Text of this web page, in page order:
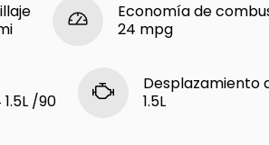
Economía de
24 mpg
/90
Desplazamiento
1.5L